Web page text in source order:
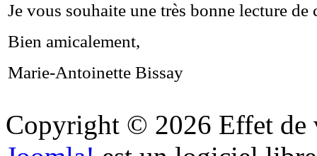
Je vous souhaite une très bonne lecture de
Bien amicalement,
Marie-Antoinette Bissay
Copyright © 2026 Effet de